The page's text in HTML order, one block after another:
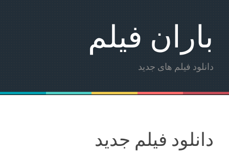
n
باران فیلم
دانلود فیلم های جدید
دانلود فیلم جدید